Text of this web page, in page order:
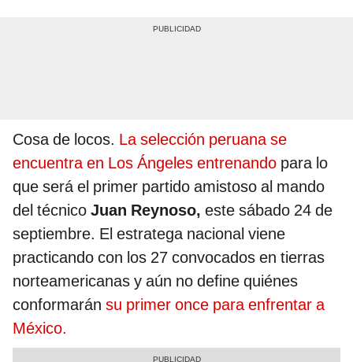
Cosa de locos. La selección peruana se
encuentra en Los Ángeles entrenando para lo
que será el primer partido amistoso al mando
del técnico Juan Reynoso, este sábado 24 de
septiembre. El estratega nacional viene
practicando con los 27 convocados en tierras
norteamericanas y aún no define quiénes
conformarán su primer once para enfrentar a
México.